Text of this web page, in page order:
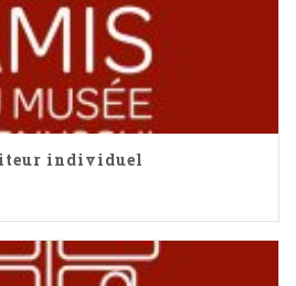
individuel